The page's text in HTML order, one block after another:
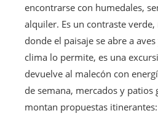
encontrarse con humedales,
alquiler. Es un contraste verde,
donde el paisaje se abre a
clima lo permite, es una
devuelve al malecón con
de semana, mercados y patios
montan propuestas